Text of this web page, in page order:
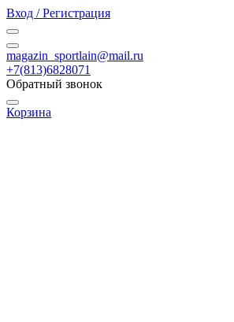
Вход / Регистрация
magazin_sportlain@mail.ru
+7(813)6828071
Обратный звонок
Корзина